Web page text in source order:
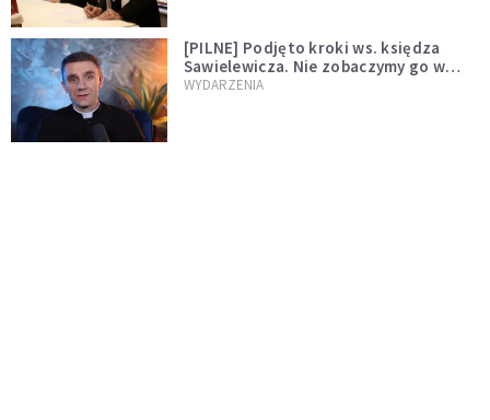
[PILNE] Podjęto kroki ws. księdza
Sawielewicza. Nie zobaczymy go w
mediach
WYDARZENIA